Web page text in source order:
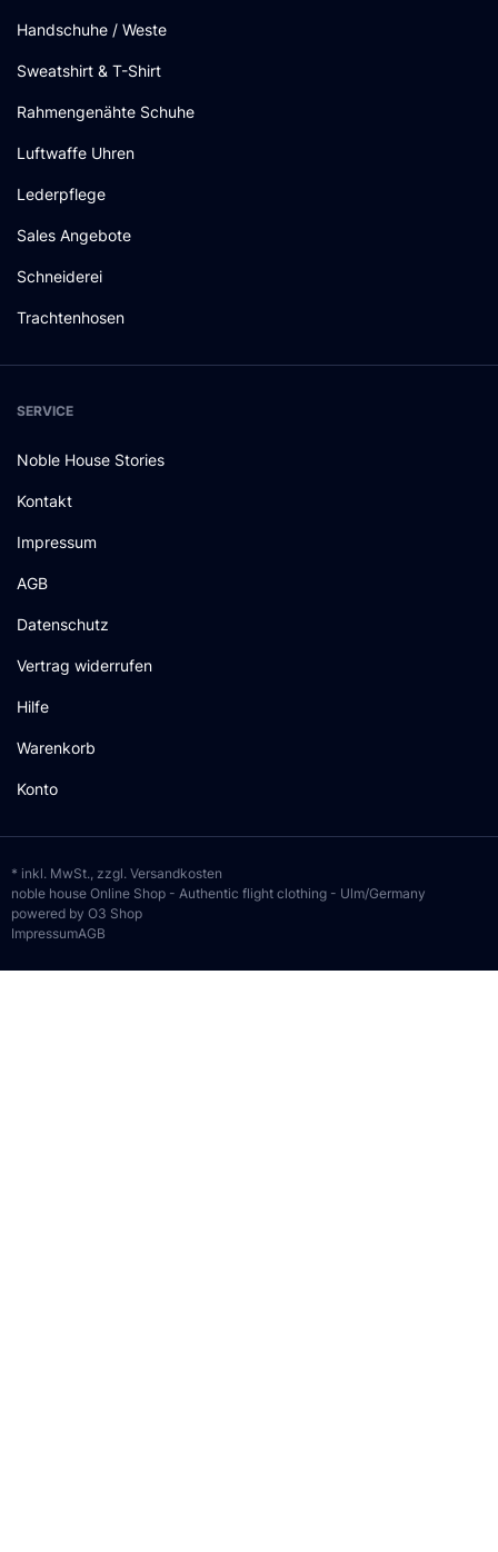
Handschuhe / Weste
Sweatshirt & T-Shirt
Rahmengenähte Schuhe
Luftwaffe Uhren
Lederpflege
Sales Angebote
Schneiderei
Trachtenhosen
SERVICE
Noble House Stories
Kontakt
Impressum
AGB
Datenschutz
Vertrag widerrufen
Hilfe
Warenkorb
Konto
* inkl. MwSt., zzgl. Versandkosten
noble house Online Shop - Authentic flight clothing - Ulm/Germany
powered by O3 Shop
ImpressumAGB